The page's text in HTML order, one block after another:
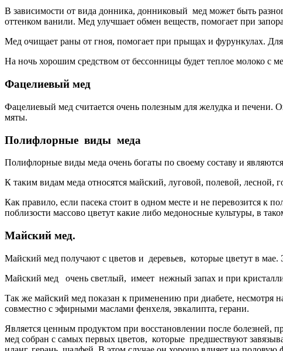
В зависимости от вида донника, донниковый мед может быть
оттенком ванили. Мед улучшает обмен веществ, помогает при
Мед очищает раны от гноя, помогает при прыщах и фурункулах.
На ночь хорошим средством от бессонницы будет теплое молоко с
Фацелиевый мед
Фацелиевый мед считается очень полезным для желудка и печени.
мяты.
Полифлорные виды меда
Полифлорные виды меда очень богаты по своему составу и
К таким видам меда относятся майский, луговой, полевой, лесной,
Как правило, если пасека стоит в одном месте и не перевозится к
поблизости массово цветут какие либо медоносные культуры, в
Майский мед.
Майский мед получают с цветов и деревьев, которые цветут в
Майский мед очень светлый, имеет нежный запах и при
Так же майский мед показан к применению при диабете, несмотря
совместно с эфирными маслами фенхеля, эвкалипта, герани.
Является ценным продуктом при восстановлении после болезней,
мед собран с самых первых цветов, которые предшествуют